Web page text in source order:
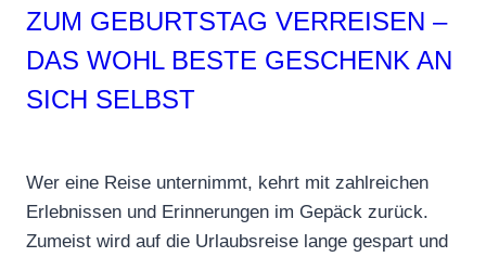
ZUM GEBURTSTAG VERREISEN –
DAS WOHL BESTE GESCHENK AN
SICH SELBST
Wer eine Reise unternimmt, kehrt mit zahlreichen
Erlebnissen und Erinnerungen im Gepäck zurück.
Zumeist wird auf die Urlaubsreise lange gespart und